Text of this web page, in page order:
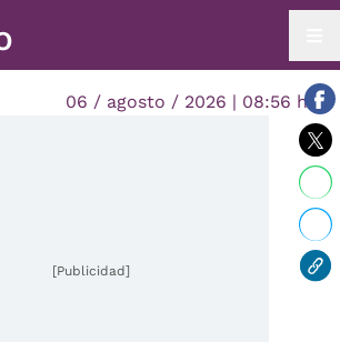
06 / agosto / 2026 | 08:56 hrs.
[Publicidad]